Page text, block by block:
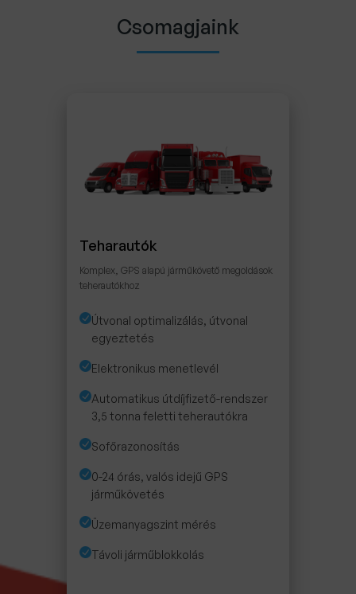
Csomagjaink
Teharautók
Komplex, GPS alapú járműkövető megoldások
teherautókhoz
Útvonal optimalizálás, útvonal
egyeztetés
Elektronikus menetlevél
Automatikus útdíjfizető-rendszer
3,5 tonna feletti teherautókra
Sofőrazonosítás
0-24 órás, valós idejű GPS
járműkövetés
Üzemanyagszint mérés
Távoli járműblokkolás